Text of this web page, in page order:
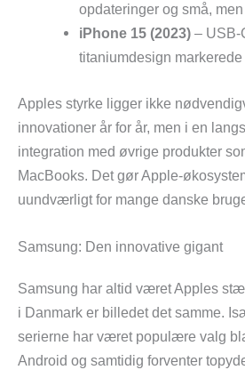
opdateringer og små,
iPhone 15 (2023) – USB-
titaniumdesign markerede
Apples styrke ligger ikke
innovationer år for år, men i en
integration med øvrige produkter
MacBooks. Det gør Apple-
uundværligt for mange danske
Samsung: Den innovative gigant
Samsung har altid været Apples
i Danmark er billedet det samme.
serierne har været populære valg
Android og samtidig forventer